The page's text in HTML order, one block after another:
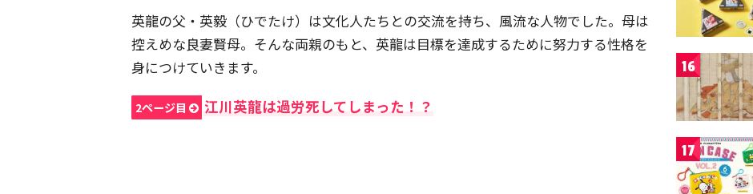
英龍の父・英毅（ひでたけ）は文化人たちとの交流を持ち、風流な人物でした。母は
控えめな良妻賢母。そんな両親のもと、英龍は目標を達成するために努力する性格を
身につけていきます。
2ページ目 江川英龍は過労死してしまった！？
16
17